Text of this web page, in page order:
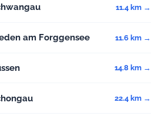
11.4 km →
am Forggensee 11.6 km →
14.8 km →
22.4 km →